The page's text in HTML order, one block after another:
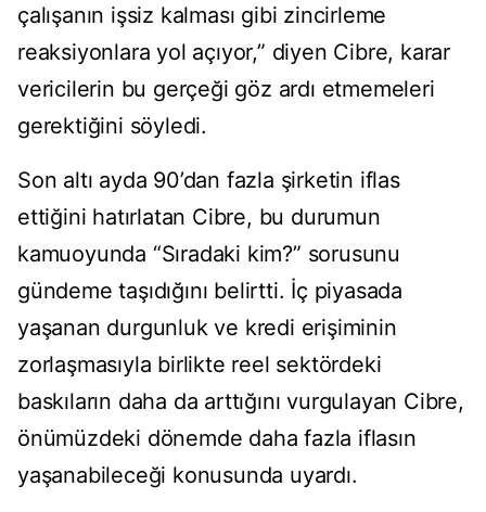
çalışanın işsiz kalması gibi zincirleme
reaksiyonlara yol açıyor,” diyen Cibre, karar
vericilerin bu gerçeği göz ardı etmemeleri
gerektiğini söyledi.
Son altı ayda 90’dan fazla şirketin iflas
ettiğini hatırlatan Cibre, bu durumun
kamuoyunda “Sıradaki kim?” sorusunu
gündeme taşıdığını belirtti. İç piyasada
yaşanan durgunluk ve kredi erişiminin
zorlaşmasıyla birlikte reel sektördeki
baskıların daha da arttığını vurgulayan Cibre,
önümüzdeki dönemde daha fazla iflasın
yaşanabileceği konusunda uyardı.